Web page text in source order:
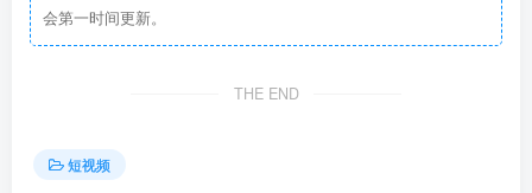
会第一时间更新。
THE END
短视频